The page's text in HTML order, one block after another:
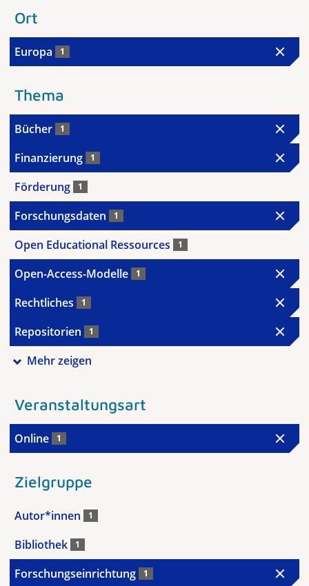
Ort
Europa 1
Thema
Bücher 1
Finanzierung 1
Förderung 1
Forschungsdaten 1
Open Educational Ressources 1
Open-Access-Modelle 1
Rechtliches 1
Repositorien 1
Mehr zeigen
Veranstaltungsart
Online 1
Zielgruppe
Autor*innen 1
Bibliothek 1
Forschungseinrichtung 1